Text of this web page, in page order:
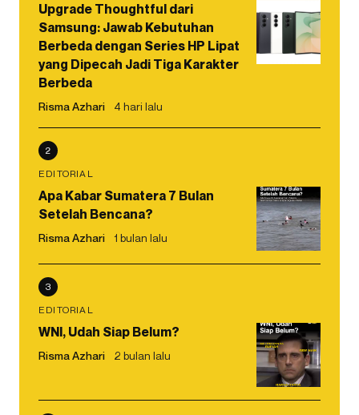
Upgrade Thoughtful dari
Samsung: Jawab Kebutuhan
Berbeda dengan Series HP Lipat
yang Dipecah Jadi Tiga Karakter
Berbeda
Risma Azhari 4 hari lalu
2
EDITORIAL
Apa Kabar Sumatera 7 Bulan
Setelah Bencana?
Risma Azhari 1 bulan lalu
3
EDITORIAL
WNI, Udah Siap Belum?
Risma Azhari 2 bulan lalu